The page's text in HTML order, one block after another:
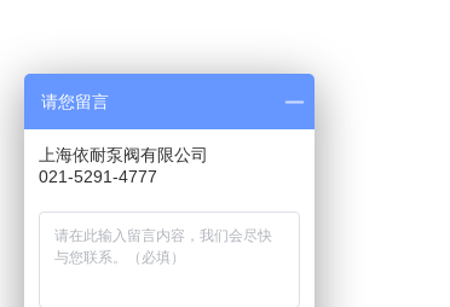
请您留言
上海依耐泵阀有限公司
021-5291-4777